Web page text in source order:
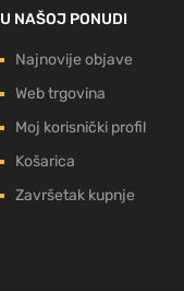
U NAŠOJ PONUDI
Najnovije objave
Web trgovina
Moj korisnički profil
Košarica
Završetak kupnje